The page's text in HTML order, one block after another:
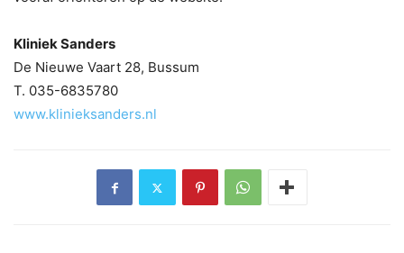
Kliniek Sanders
De Nieuwe Vaart 28, Bussum
T. 035-6835780
www.klinieksanders.nl